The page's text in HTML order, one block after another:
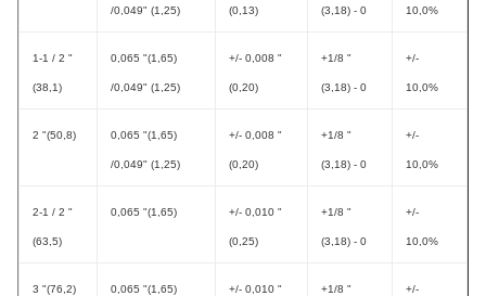
/0,049" (1,25) (0,13) (3,18) - 0 10,0%
1-1 / 2 "
(38,1)
0,065 "(1,65)
/0,049" (1,25)
+/- 0,008 "
(0,20)
+1/8 "
(3,18) - 0
+/-
10,0%
2 "(50,8) 0,065 "(1,65)
/0,049" (1,25)
+/- 0,008 "
(0,20)
+1/8 "
(3,18) - 0
+/-
10,0%
2-1 / 2 "
(63,5)
0,065 "(1,65) +/- 0,010 "
(0,25)
+1/8 "
(3,18) - 0
+/-
10,0%
3 "(76,2) 0,065 "(1,65) +/- 0,010 " +1/8 " +/-